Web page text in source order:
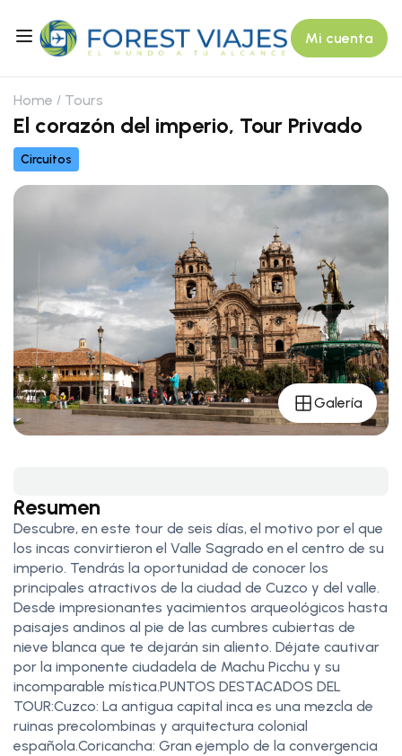
Mi cuenta
Home Tours
El corazón del imperio, Tour Privado
Circuitos
Galería
Resumen
Descubre, en este tour de seis días, el motivo por el que
los incas convirtieron el Valle Sagrado en el centro de su
imperio. Tendrás la oportunidad de conocer los
principales atractivos de la ciudad de Cuzco y del valle.
Desde impresionantes yacimientos arqueológicos hasta
paisajes andinos al pie de las cumbres cubiertas de
nieve blanca que te dejarán sin aliento. Déjate cautivar
por la imponente ciudadela de Machu Picchu y su
incomparable mística.PUNTOS DESTACADOS DEL
TOUR:Cuzco: La antigua capital inca es una mezcla de
ruinas precolombinas y arquitectura colonial
española.Coricancha: Gran ejemplo de la convergencia